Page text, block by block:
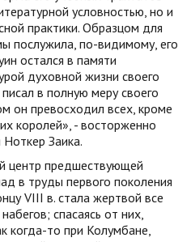
условностью, но и
практики. Образцом для
послужила, по-видимому, его
остался в памяти
духовной жизни своего
в полную меру своего
он превосходил всех, кроме
королей», - восторженно
Ноткер Заика.
центр предшествующей
в труды первого поколения
VIII в. стала жертвой все
спасаясь от них,
когда-то при Колумбане,